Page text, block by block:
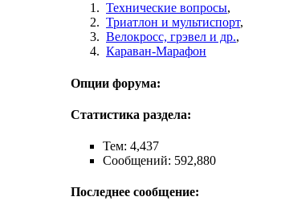
Технические вопросы,
Триатлон и мультиспорт,
Велокросc, грэвел и др.,
Караван-Марафон
Опции форума:
Статистика раздела:
Тем: 4,437
Сообщений: 592,880
Последнее сообщение: